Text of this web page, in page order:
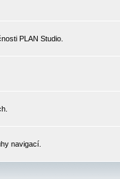
PLAN Studio.
navigací.